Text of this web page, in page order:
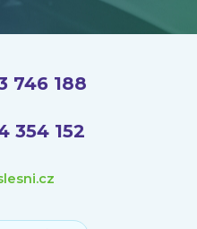
746 188
354 152